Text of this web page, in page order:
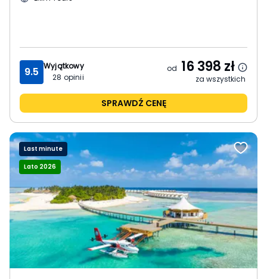
9.5 Wyjątkowy
28 opinii
od 16 398 zł
za wszystkich
SPRAWDŹ CENĘ
Last minute
Lato 2026